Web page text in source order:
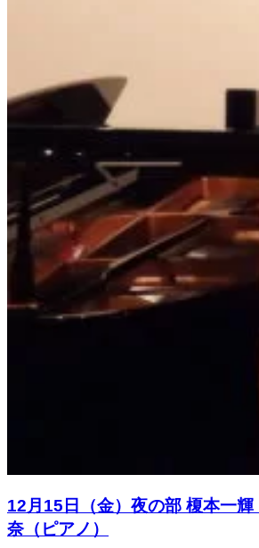
12月15日（金）夜の部 榎本一
奈（ピアノ）